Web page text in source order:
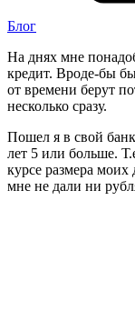
Блог
На днях мне
кредит. Вроде-бы
от времени берут
несколько сразу.
Пошел я в свой
лет 5 или больше.
курсе размера
мне не дали ни